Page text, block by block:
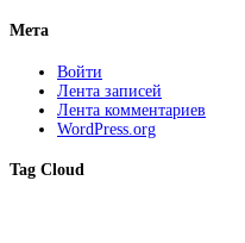
Мета
Войти
Лента записей
Лента комментариев
WordPress.org
Tag Cloud